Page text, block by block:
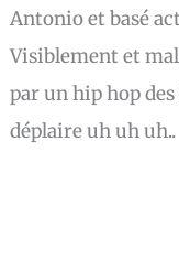
Antonio et basé
Visiblement et
par un hip hop des
déplaire uh uh uh..